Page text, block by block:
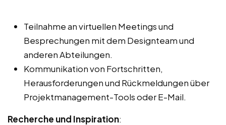
Teilnahme an virtuellen Meetings und
Besprechungen mit dem Designteam und
anderen Abteilungen.
Kommunikation von Fortschritten,
Herausforderungen und Rückmeldungen über
Projektmanagement-Tools oder E-Mail.
Recherche und Inspiration: